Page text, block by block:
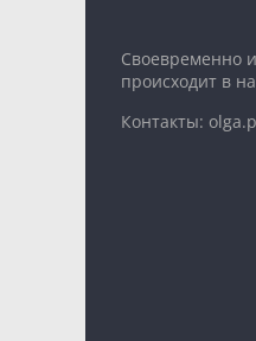
Cвоевременно
происходит в
Контакты: